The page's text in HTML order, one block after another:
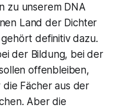
zu unserem DNA
Land der Dichter
definitiv dazu.
der Bildung, bei der
offenbleiben,
Fächer aus der
Aber die